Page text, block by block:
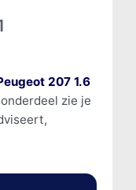
207 1.6
zie je